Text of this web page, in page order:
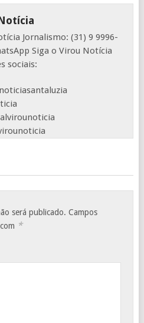
Jornalismo: (31) 9 9996-
Siga o Virou Notícia
sociais:
será publicado. Campos
*